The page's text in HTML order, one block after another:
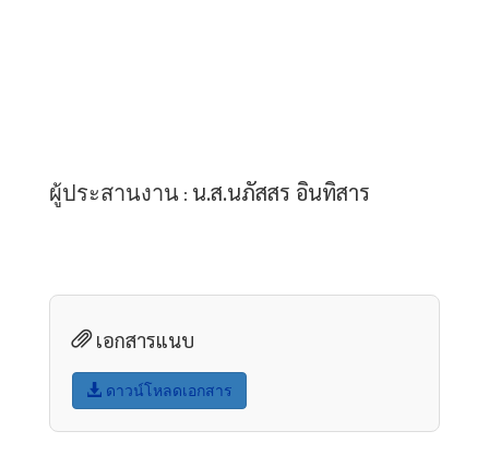
ผู้ประสานงาน : น.ส.นภัสสร อินทิสาร
เอกสารแนบ
ดาวน์โหลดเอกสาร